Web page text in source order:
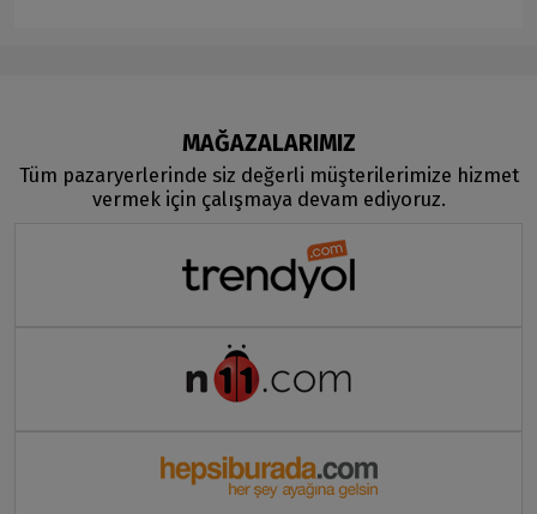
MAĞAZALARIMIZ
Tüm pazaryerlerinde siz değerli müşterilerimize hizmet
vermek için çalışmaya devam ediyoruz.